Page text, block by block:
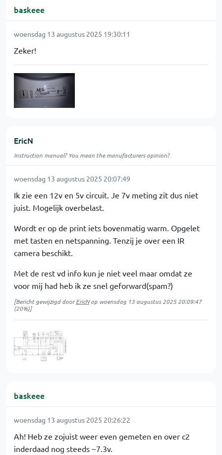
baskeee
woensdag 13 augustus 2025 19:30:11
Zeker!
EricN
Instruction manual? You mean the manufacturers opinion?
woensdag 13 augustus 2025 20:07:49
Ik zie een 12v en 5v circuit. Je 7v meting zit dus niet
juist. Mogelijk overbelast.
Wordt er op de print iets bovenmatig warm. Opgelet
met tasten en netspanning. Tenzij je over een IR
camera beschikt.
Met de rest vd info kun je niet veel maar omdat ze
voor mij had heb ik ze snel geforward(spam?)
[Bericht gewijzigd doorEricNop woensdag 13 augustus 2025 20:09:47
(20%)]
baskeee
woensdag 13 augustus 2025 20:26:22
Ah! Heb ze zojuist weer even gemeten en over c2
inderdaad nog steeds ~7.3v.